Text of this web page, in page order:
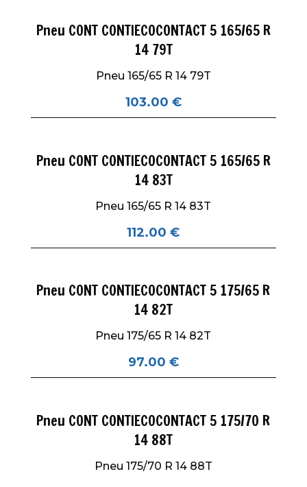
Pneu CONT CONTIECOCONTACT 5 165/65 R
14 79T
Pneu 165/65 R 14 79T
103.00 €
Pneu CONT CONTIECOCONTACT 5 165/65 R
14 83T
Pneu 165/65 R 14 83T
112.00€
Pneu CONT CONTIECOCONTACT 5 175/65 R
14 82T
Pneu 175/65 R 14 82T
97.00 €
Pneu CONT CONTIECOCONTACT 5 175/70 R
14 88T
Pneu 175/70 R 14 88T